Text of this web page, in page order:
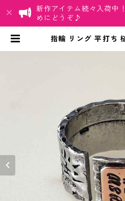
新作アイテム続々入荷中
めにどうぞ♪
指輪 リング 平打ち